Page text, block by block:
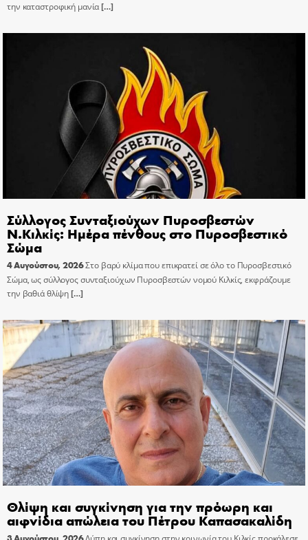
την καταστροφική μανία[…]
Σύλλογος Συνταξιούχων Πυροσβεστών
Ν.Κιλκίς: Ημέρα πένθους στο Πυροσβεστικό
Σώμα
4 Αυγούστου, 2026Στο βαρύ κλίμα που επικρατεί σε όλο το Πυροσβεστικό
Σώμα, ως σύλλογος συνταξιούχων Πυροσβεστών νομού Κιλκίς, εκφράζουμε
την βαθιά θλίψη[…]
Θλίψη και συγκίνηση για την πρόωρη και
αιφνίδια απώλεια του Πέτρου Καπασακαλίδη